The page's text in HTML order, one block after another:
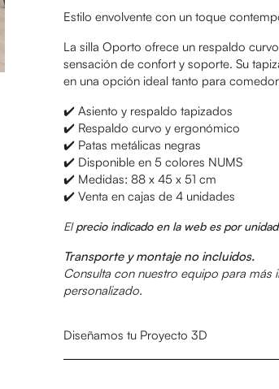
Estilo envolvente con un toque
La silla Oporto ofrece un respaldo
sensación de confort y soporte. Su
en una opción ideal tanto para
✔️ Asiento y respaldo tapizados
✔️ Respaldo curvo y ergonómico
✔️ Patas metálicas negras
✔️ Disponible en 5 colores NUMS
✔️ Medidas: 88 x 45 x 51 cm
✔️ Venta en cajas de 4 unidades
Elprecio indicado en la web es por unidad
Transporte y montaje no incluidos.
Consulta con nuestro equipo para
personalizado.
Diseñamos tu Proyecto 3D